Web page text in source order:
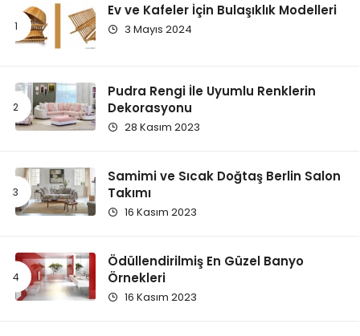
Ev ve Kafeler İçin Bulaşıklık Modelleri
3 Mayıs 2024
Pudra Rengi İle Uyumlu Renklerin
Dekorasyonu
28 Kasım 2023
Samimi ve Sıcak Doğtaş Berlin Salon
Takımı
16 Kasım 2023
Ödüllendirilmiş En Güzel Banyo
Örnekleri
16 Kasım 2023